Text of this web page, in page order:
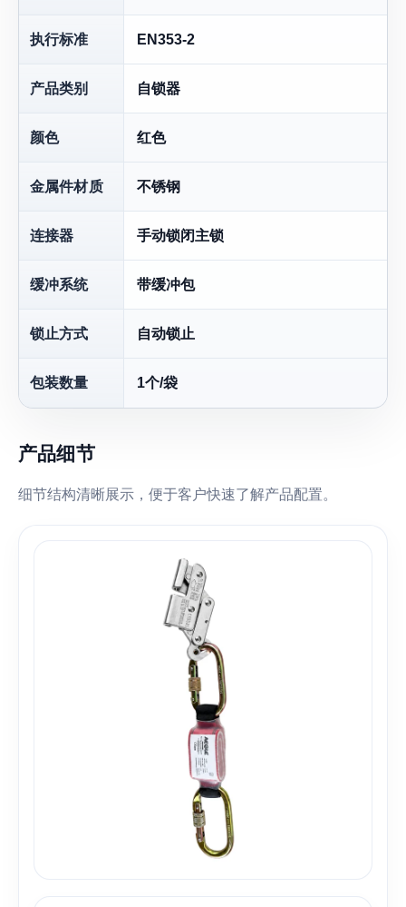
执行标准 EN353-2
产品类别 自锁器
颜色 红色
金属件材质 不锈钢
连接器 手动锁闭主锁
缓冲系统 带缓冲包
锁止方式 自动锁止
包装数量 1个/袋
产品细节
细节结构清晰展示，便于客户快速了解产品配置。